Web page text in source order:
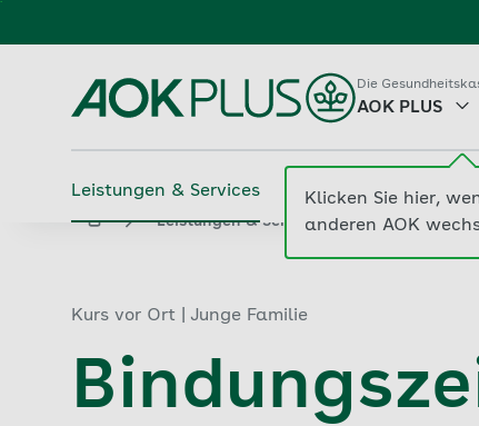
Die
Klicken Sie hier,
anderen AOK
AOK PLUS
Leistungen & Services Beiträge & Tarife
aok.de Leistungen & Services ...
Kurs vor Ort | Junge Familie